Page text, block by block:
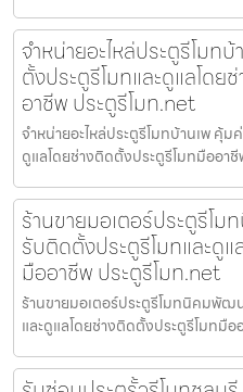
จำหน่ายอะไหล่ประตูรีโมท
ตั้งประตูรีโมทและดูแลโดย
อาชีพ ประตูรีโมท.net
จำหน่ายอะไหล่ประตูรีโมทบ้านเพ คุ้
ดูแลโดยช่างติดตั้งประตูรีโมทมืออา
ร้านขายมอเตอร์ประตูรีโ
รับติดตั้งประตูรีโมทและดู
มืออาชีพ ประตูรีโมท.net
ร้านขายมอเตอร์ประตูรีโมทนิคมพั
และดูแลโดยช่างติดตั้งประตูรีโมทมือ